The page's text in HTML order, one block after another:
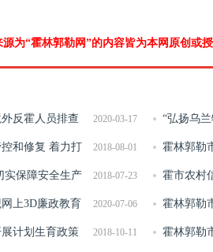
为“霍林郭勒网”的内容皆为本网原创或
2020-03-17
反霍人员排查 “弘扬乌
兰牧骑新春
2018-08-01
和修复 着力打 霍林郭勒
发展
2018-07-23
实保障安全生产 霍市农村
2020-07-06
上3D廉政教育 霍林郭勒
学水平显著
2018-10-11
计划生育政策 霍林郭勒